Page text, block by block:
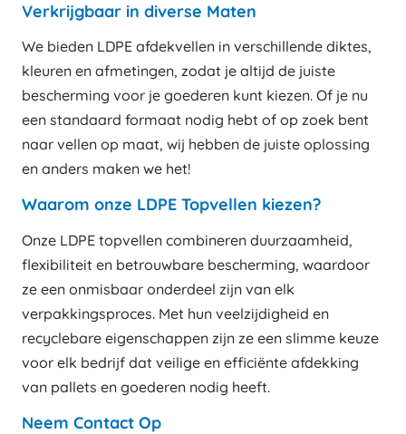
Verkrijgbaar in diverse Maten
We bieden LDPE afdekvellen in verschillende diktes,
kleuren en afmetingen, zodat je altijd de juiste
bescherming voor je goederen kunt kiezen. Of je nu
een standaard formaat nodig hebt of op zoek bent
naar vellen op maat, wij hebben de juiste oplossing
en anders maken we het!
Waarom onze LDPE Topvellen kiezen?
Onze LDPE topvellen combineren duurzaamheid,
flexibiliteit en betrouwbare bescherming, waardoor
ze een onmisbaar onderdeel zijn van elk
verpakkingsproces. Met hun veelzijdigheid en
recyclebare eigenschappen zijn ze een slimme keuze
voor elk bedrijf dat veilige en efficiënte afdekking
van pallets en goederen nodig heeft.
Neem Contact Op